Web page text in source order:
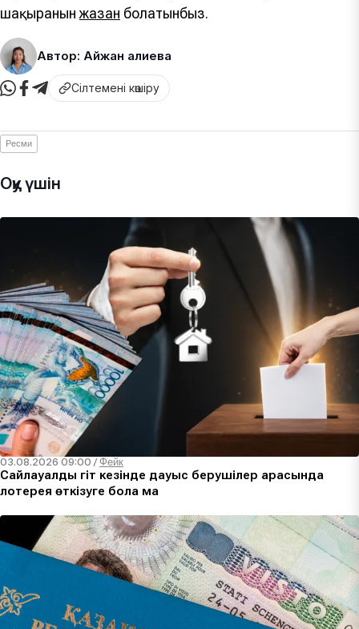
шақырғанын жазған болатынбыз.
Автор: Айжан Қалиева
Сілтемені көшіру
Ресми
Оқу үшін
03.08.2026 09:00 /Фейк
Сайлауалды үгіт кезінде дауыс берушілер арасында
лотерея өткізуге бола ма